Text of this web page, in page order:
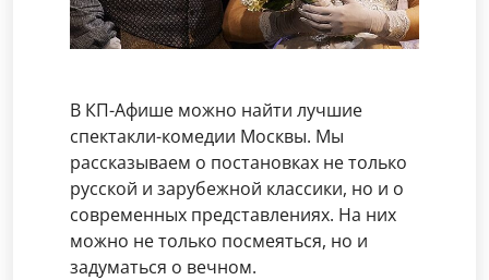
В КП-Афише можно найти лучшие
спектакли-комедии Москвы. Мы
рассказываем о постановках не только
русской и зарубежной классики, но и о
современных представлениях. На них
можно не только посмеяться, но и
задуматься о вечном.